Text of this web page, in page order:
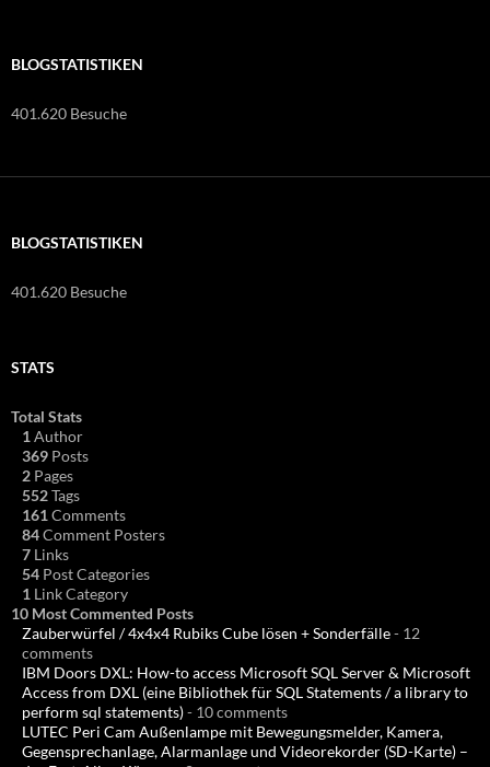
BLOGSTATISTIKEN
401.620 Besuche
BLOGSTATISTIKEN
401.620 Besuche
STATS
Total Stats
1 Author
369 Posts
2 Pages
552Tags
161 Comments
84Comment Posters
7 Links
54 Post Categories
1 Link Category
10 Most Commented Posts
Zauberwürfel / 4x4x4 Rubiks Cube lösen + Sonderfälle- 12
comments
IBM Doors DXL: How-to access Microsoft SQL Server & Microsoft
Access from DXL (eine Bibliothek für SQL Statements / a library to
perform sql statements)- 10 comments
LUTEC Peri Cam Außenlampe mit Bewegungsmelder, Kamera,
Gegensprechanlage, Alarmanlage und Videorekorder (SD-Karte) –